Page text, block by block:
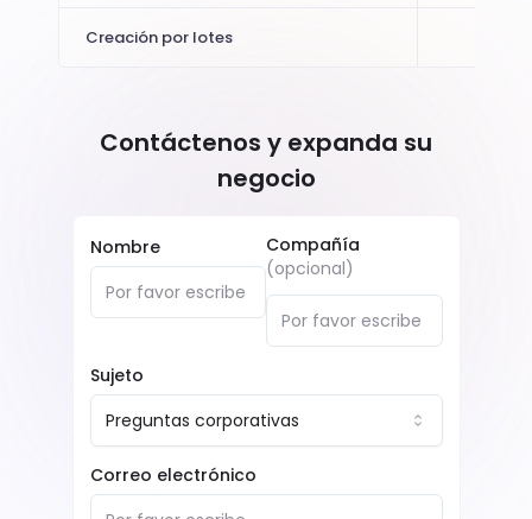
Creación por lotes
Contáctenos y expanda su
negocio
Nombre
Compañía
(opcional)
Sujeto
Preguntas corporativas
Correo electrónico